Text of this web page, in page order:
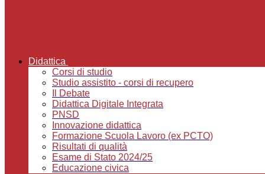
Didattica
Corsi di studio
Studio assistito - corsi di recupero
Il Debate
Didattica Digitale Integrata
PNSD
Innovazione didattica
Formazione Scuola Lavoro (ex PCTO)
Risultati di qualità
Esame di Stato 2024/25
Educazione civica